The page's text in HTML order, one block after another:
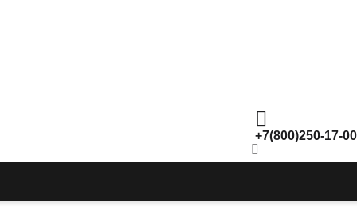
+7(800)250-17-00